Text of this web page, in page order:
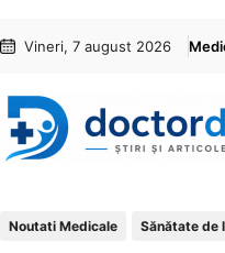
conținut
content
Vineri, 7 august 2026
Noutati Medicale Sănătate de